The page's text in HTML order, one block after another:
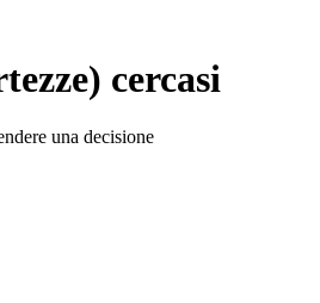
cercasi
una decisione